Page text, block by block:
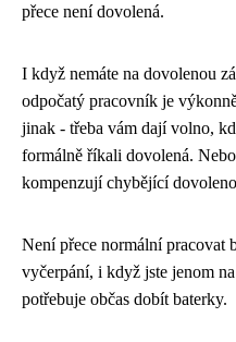
přece není dovolená.
I když nemáte na dovolenou
odpočatý pracovník je
jinak - třeba vám dají volno,
formálně říkali dovolená.
kompenzují chybějící
Není přece normální pracovat
vyčerpání, i když jste jenom
potřebuje občas dobít baterky.